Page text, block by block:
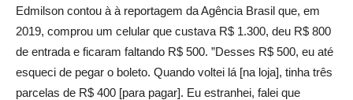
Edmilson contou à à reportagem da Agência Brasil que, em
2019, comprou um celular que custava R$ 1.300, deu R$ 800
de entrada e ficaram faltando R$ 500. ”Desses R$ 500, eu até
esqueci de pegar o boleto. Quando voltei lá [na loja], tinha três
parcelas de R$ 400 [para pagar]. Eu estranhei, falei que